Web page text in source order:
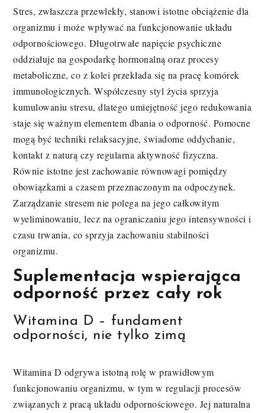
Stres, zwłaszcza przewlekły, stanowi istotne obciążenie dla
organizmu i może wpływać na funkcjonowanie układu
odpornościowego. Długotrwałe napięcie psychiczne
oddziałuje na gospodarkę hormonalną oraz procesy
metaboliczne, co z kolei przekłada się na pracę komórek
immunologicznych. Współczesny styl życia sprzyja
kumulowaniu stresu, dlatego umiejętność jego redukowania
staje się ważnym elementem dbania o odporność. Pomocne
mogą być techniki relaksacyjne, świadome oddychanie,
kontakt z naturą czy regularna aktywność fizyczna.
Równie istotne jest zachowanie równowagi pomiędzy
obowiązkami a czasem przeznaczonym na odpoczynek.
Zarządzanie stresem nie polega na jego całkowitym
wyeliminowaniu, lecz na ograniczaniu jego intensywności i
czasu trwania, co sprzyja zachowaniu stabilności
organizmu.
Suplementacja wspierająca
odporność przez cały rok
Witamina D – fundament
odporności, nie tylko zimą
Witamina D odgrywa istotną rolę w prawidłowym
funkcjonowaniu organizmu, w tym w regulacji procesów
związanych z pracą układu odpornościowego. Jej naturalna